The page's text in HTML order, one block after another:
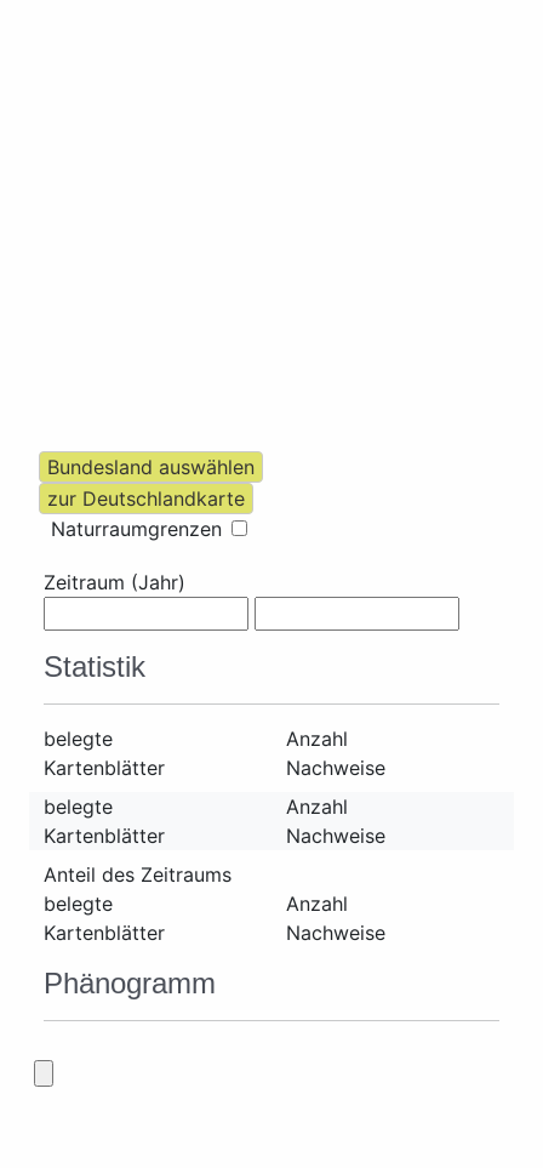
Naturraumgrenzen
Zeitraum (Jahr)
Statistik
belegte
Kartenblätter
Anzahl
Nachweise
belegte
Kartenblätter
Anzahl
Nachweise
Anteil des Zeitraums
belegte
Kartenblätter
Anzahl
Nachweise
Phänogramm